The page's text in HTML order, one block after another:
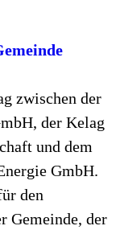
zwischen der
der Kelag
und dem
GmbH.
den
Gemeinde, der